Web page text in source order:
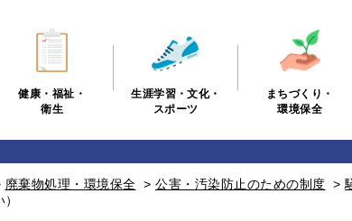
健康・福祉・
衛生
生涯学習・文化・
スポーツ
まちづくり・
環境保全
廃棄物処理・環境保全 > 公害・汚染防止のための制度 >